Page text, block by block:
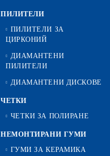
ПИЛИТЕЛИ
ПИЛИТЕЛИ ЗА
ЦИРКОНИЙ
ДИАМАНТЕНИ
ПИЛИТЕЛИ
ДИАМАНТЕНИ ДИСКОВЕ
ЧЕТКИ
ЧЕТКИ ЗА ПОЛИРАНЕ
НЕМОНТИРАНИ ГУМИ
ГУМИ ЗА КЕРАМИКА